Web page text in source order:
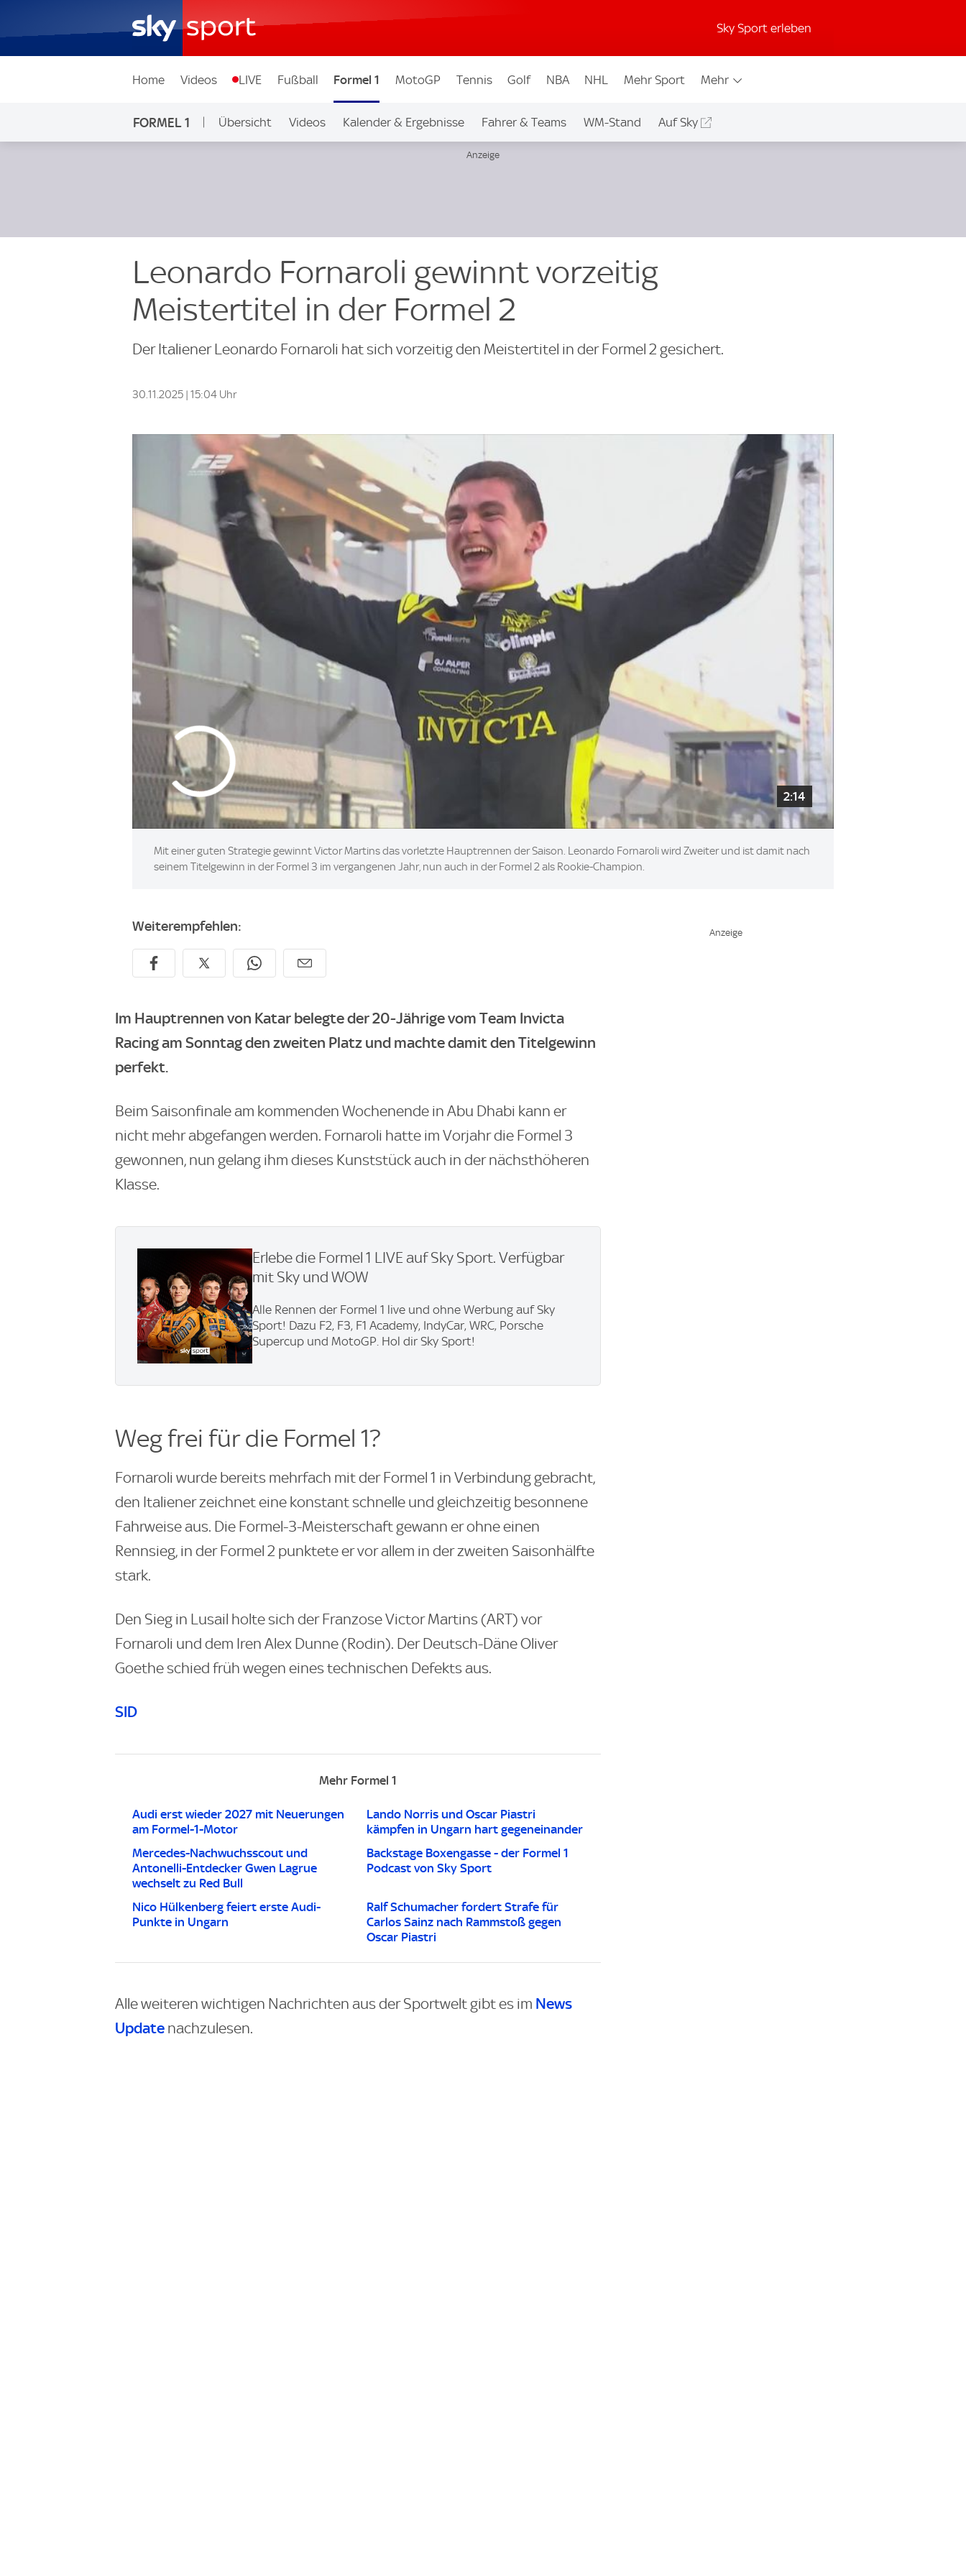
Sky Sport erleben
Home Videos LIVE Fußball Formel 1 MotoGP Tennis Golf NBA NHL Mehr Sport Mehr
FORMEL 1 Übersicht Videos Kalender & Ergebnisse Fahrer & Teams WM-Stand Auf Sky
Leonardo Fornaroli gewinnt vorzeitig
Meistertitel in der Formel 2
Der Italiener Leonardo Fornaroli hat sich vorzeitig den Meistertitel in der Formel 2 gesichert.
30.11.2025 | 15:04 Uhr
2:14
Mit einer guten Strategie gewinnt Victor Martins das vorletzte Hauptrennen der Saison. Leonardo Fornaroli wird Zweiter und ist damit nach
seinem Titelgewinn in der Formel 3 im vergangenen Jahr, nun auch in der Formel 2 als Rookie-Champion.
Weiterempfehlen:
Im Hauptrennen von Katar belegte der 20-Jährige vom Team Invicta
Racing am Sonntag den zweiten Platz und machte damit den Titelgewinn
perfekt.
Beim Saisonfinale am kommenden Wochenende in Abu Dhabi kann er
nicht mehr abgefangen werden. Fornaroli hatte im Vorjahr die Formel 3
gewonnen, nun gelang ihm dieses Kunststück auch in der nächsthöheren
Klasse.
Erlebe die Formel 1 LIVE auf Sky Sport. Verfügbar
mit Sky und WOW
Alle Rennen der Formel 1 live und ohne Werbung auf Sky
Sport! Dazu F2, F3, F1 Academy, IndyCar, WRC, Porsche
Supercup und MotoGP. Hol dir Sky Sport!
Weg frei für die Formel 1?
Fornaroli wurde bereits mehrfach mit der Formel 1 in Verbindung gebracht,
den Italiener zeichnet eine konstant schnelle und gleichzeitig besonnene
Fahrweise aus. Die Formel-3-Meisterschaft gewann er ohne einen
Rennsieg, in der Formel 2 punktete er vor allem in der zweiten Saisonhälfte
stark.
Den Sieg in Lusail holte sich der Franzose Victor Martins (ART) vor
Fornaroli und dem Iren Alex Dunne (Rodin). Der Deutsch-Däne Oliver
Goethe schied früh wegen eines technischen Defekts aus.
SID
Mehr Formel 1
Audi erst wieder 2027 mit Neuerungen
am Formel-1-Motor
Lando Norris und Oscar Piastri
kämpfen in Ungarn hart gegeneinander
Mercedes-Nachwuchsscout und
Antonelli-Entdecker Gwen Lagrue
wechselt zu Red Bull
Backstage Boxengasse - der Formel 1
Podcast von Sky Sport
Nico Hülkenberg feiert erste Audi-
Punkte in Ungarn
Ralf Schumacher fordert Strafe für
Carlos Sainz nach Rammstoß gegen
Oscar Piastri
Alle weiteren wichtigen Nachrichten aus der Sportwelt gibt es im News
Update nachzulesen.